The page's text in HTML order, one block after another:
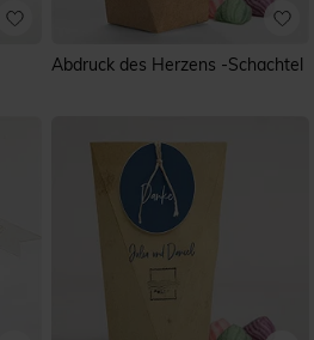
Abdruck des Herzens -Schachtel